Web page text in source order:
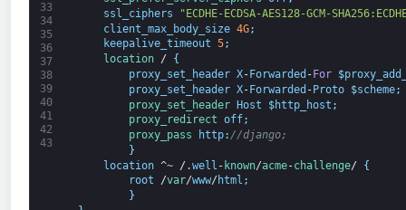
33
34
35
36
37
38
39
40
41
42
43
ssl_ciphers
"ECDHE-ECDSA-AES128-GCM-
client_max_body_size 4G;
keepalive_timeout 5;
location
/
{
proxy_set_header X- Forwarded - For $
proxy_set_header X-Forwarded -Proto $scheme;
proxy_set_header Host $http_host ;
proxy_redirect off;
proxy_pass
http: //django;
}
location ^~ / .well - known/acme-challenge/
{
root
/var/www/ html ;
}